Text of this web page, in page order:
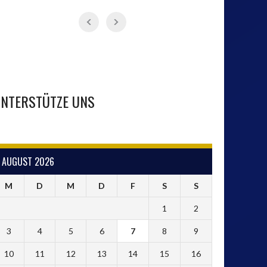
UNS
AUGUST 2026
M D M D F S S
1 2
3 4 5 6 7 8 9
10 11 12 13 14 15 16